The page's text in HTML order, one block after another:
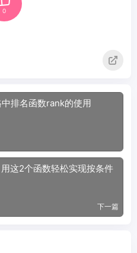
0
排名函数rank的使用
这2个函数轻松实现按条件
下一篇